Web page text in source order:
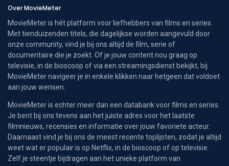
Over MovieMeter
MovieMeter is hét platform voor liefhebbers van films en series.
Met tienduizenden titels, die dagelijkse worden aangevuld door
onze community, vind je bij ons altijd de film, serie of
documentaire die je zoekt. Of je jouw content nou graag op
televisie, in de bioscoop of via een streamingsdienst bekijkt, bij
MovieMeter navigeer je in enkele klikken naar hetgeen dat voldoet
aan jouw wensen.
MovieMeter is echter meer dan een databank voor films en series.
Je bent bij ons tevens aan het juiste adres voor het laatste
filmnieuws, recensies en informatie over jouw favoriete acteur.
Daarnaast vind je bij ons de meest recente toplijsten, zodat je altijd
weet wat er populair is op Netflix, in de bioscoop of op televisie.
Zelf je steentje bijdragen aan het unieke platform van